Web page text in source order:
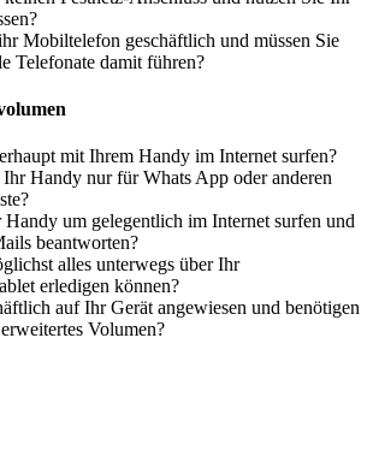
Mobiltelefon geschäftlich und müssen Sie
Telefonate damit führen?
mit Ihrem Handy im Internet surfen?
Handy nur für Whats App oder anderen
um gelegentlich im Internet surfen und
beantworten?
alles unterwegs über Ihr
erledigen können?
auf Ihr Gerät angewiesen und benötigen
Volumen?